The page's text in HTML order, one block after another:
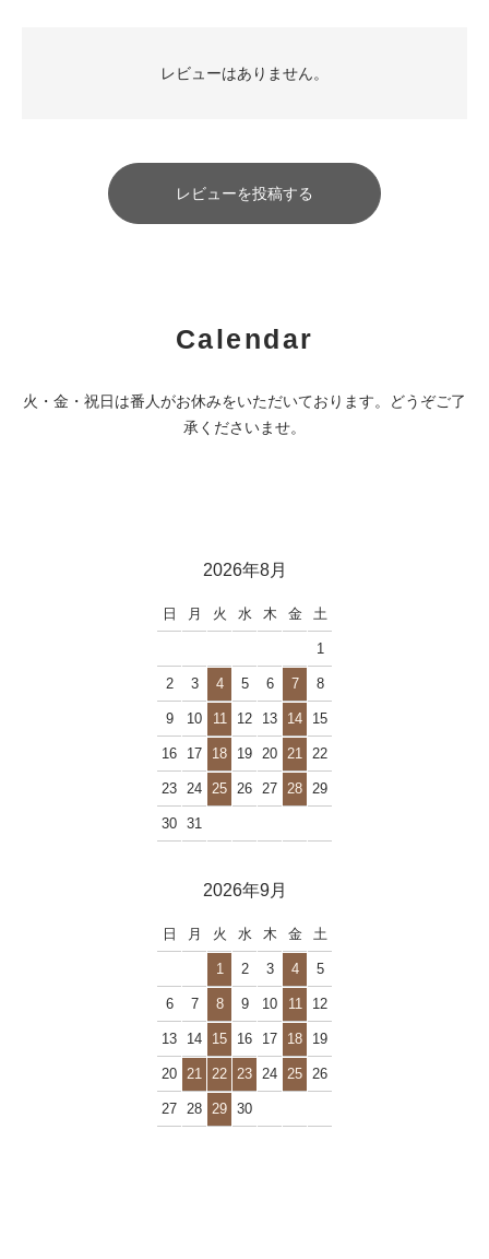
レビューはありません。
レビューを投稿する
Calendar
火・金・祝日は番人がお休みをいただいております。どうぞご了
承くださいませ。
2026年8月
日 月 火 水 木 金 土
1
2 3 4 5 6 7 8
9 10 11 12 13 14 15
16 17 18 19 20 21 22
23 24 25 26 27 28 29
30 31
2026年9月
日 月 火 水 木 金 土
1 2 3 4 5
6 7 8 9 10 11 12
13 14 15 16 17 18 19
20 21 22 23 24 25 26
27 28 29 30